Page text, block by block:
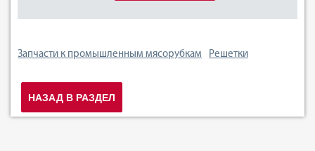
Запчасти к промышленным мясорубкам Решетки
НАЗАД В РАЗДЕЛ